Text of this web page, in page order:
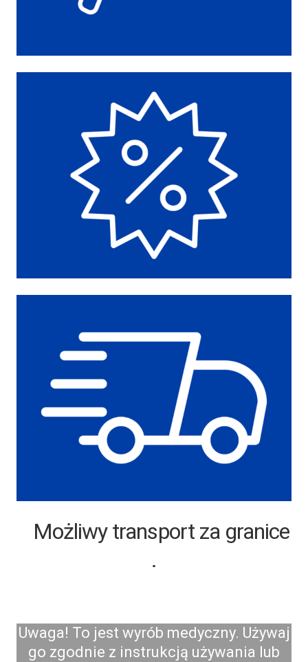
Możliwy transport za granice
.
Uwaga! To jest wyrób medyczny. Używaj
go zgodnie z instrukcją używania lub